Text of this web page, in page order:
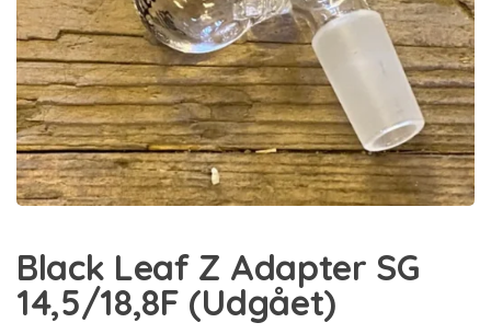
Black Leaf Z Adapter SG
14,5/18,8F (Udgået)